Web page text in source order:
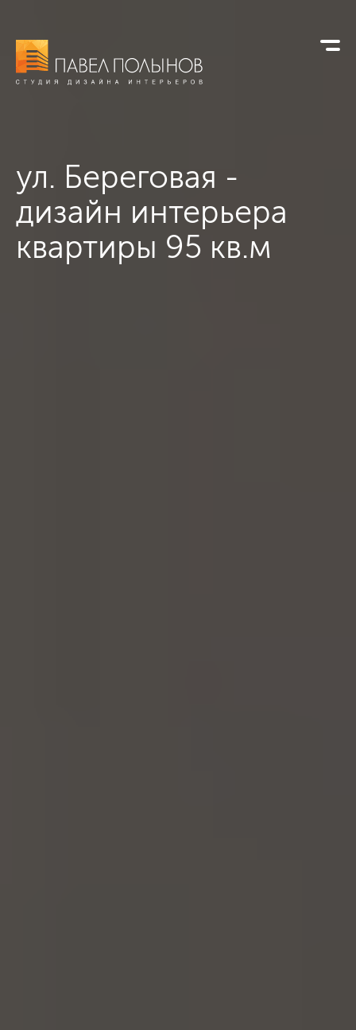
ул. Береговая -
дизайн интерьера
квартиры 95 кв.м